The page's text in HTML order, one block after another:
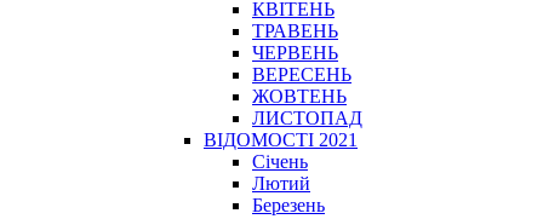
КВІТЕНЬ
ТРАВЕНЬ
ЧЕРВЕНЬ
ВЕРЕСЕНЬ
ЖОВТЕНЬ
ЛИСТОПАД
ВІДОМОСТІ 2021
Січень
Лютий
Березень